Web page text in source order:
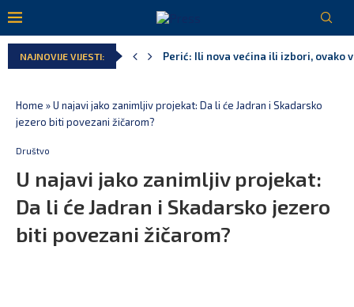
NAJNOVIJE VIJESTI:
Perić: Ili nova većina ili izbori, ovako
Home »U najavi jako zanimljiv projekat: Da li će Jadran i Skadarsko
jezero biti povezani žičarom?
Društvo
U najavi jako zanimljiv projekat:
Da li će Jadran i Skadarsko jezero
biti povezani žičarom?